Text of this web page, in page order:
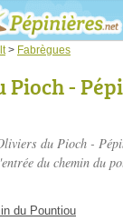
> Fabrègues
Pioch -
du Pioch -
du chemin du
du Pountiou